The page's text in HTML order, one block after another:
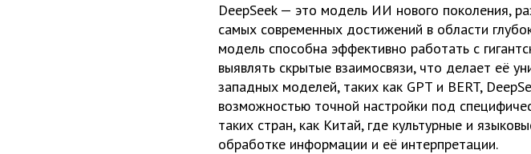
DeepSeek — это модель ИИ нового поколения,
самых современных достижений в области
модель способна эффективно работать с
выявлять скрытые взаимосвязи, что делает её
западных моделей, таких как GPT и BERT,
возможностью точной настройки под
таких стран, как Китай, где культурные и
обработке информации и её интерпретации.